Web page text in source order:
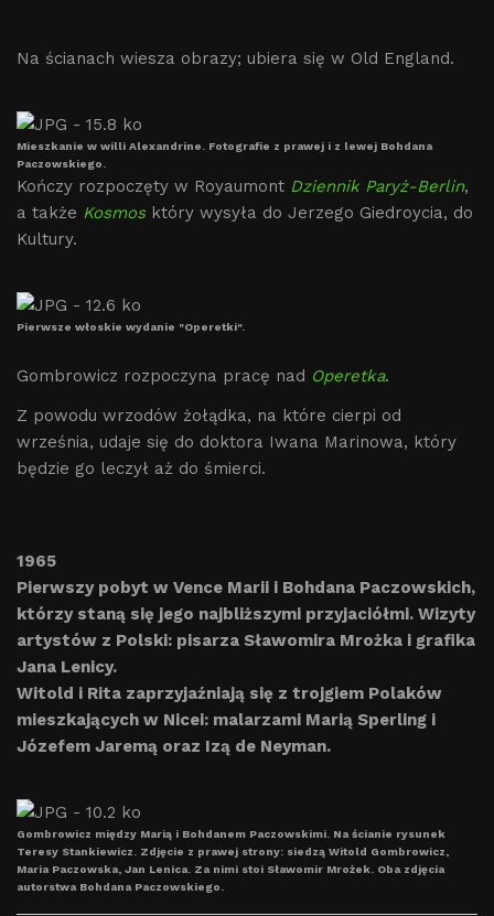
Na ścianach wiesza obrazy; ubiera się w Old England.
Mieszkanie w willi Alexandrine. Fotografie z prawej i z lewej Bohdana
Paczowskiego.
Kończy rozpoczęty w Royaumont Dziennik Paryż-Berlin,
a także Kosmosktóry wysyła do Jerzego Giedroycia, do
Kultury.
Pierwsze włoskie wydanie "Operetki".
Gombrowicz rozpoczyna pracę nad Operetka.
Z powodu wrzodów żołądka, na które cierpi od
września, udaje się do doktora Iwana Marinowa, który
będzie go leczył aż do śmierci.
1965
Pierwszy pobyt w Vence Marii i Bohdana Paczowskich,
którzy staną się jego najbliższymi przyjaciółmi. Wizyty
artystów z Polski: pisarza Sławomira Mrożka i grafika
Jana Lenicy.
Witold i Rita zaprzyjaźniają się z trojgiem Polaków
mieszkających w Nicei: malarzami Marią Sperling i
Józefem Jaremą oraz Izą de Neyman.
Gombrowicz między Marią i Bohdanem Paczowskimi. Na ścianie rysunek
Teresy Stankiewicz. Zdjęcie z prawej strony: siedzą Witold Gombrowicz,
Maria Paczowska, Jan Lenica. Za nimi stoi Sławomir Mrożek. Oba zdjęcia
autorstwa Bohdana Paczowskiego.